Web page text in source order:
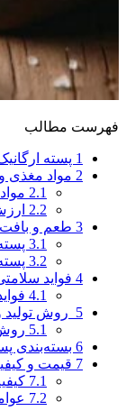
فهرست مطالب
1 پسته
2 مواد مغذی
2.1
2.2
3 طعم و بافت
3.1
3.2
4 فواید
4.1
5 روش تولید
5.1 روش
6 بسته‌بندی
7 قیمت و
7.1
7.2